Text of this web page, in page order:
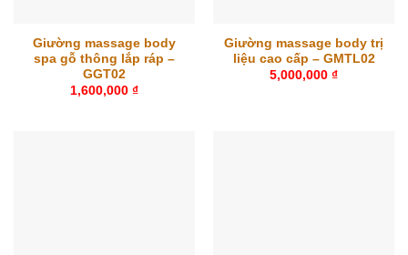
Giường massage body
spa gỗ thông lắp ráp –
GGT02
1,600,000 ₫
Giường massage body trị
liệu cao cấp – GMTL02
5,000,000 ₫